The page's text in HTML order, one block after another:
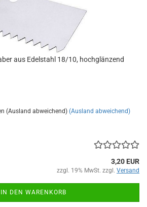
aus Edelstahl 18/10, hochglänzend
(Ausland abweichend) (Ausland abweichend)
3,20 EUR
zzgl. 19% MwSt. zzgl. Versand
IN DEN WARENKORB